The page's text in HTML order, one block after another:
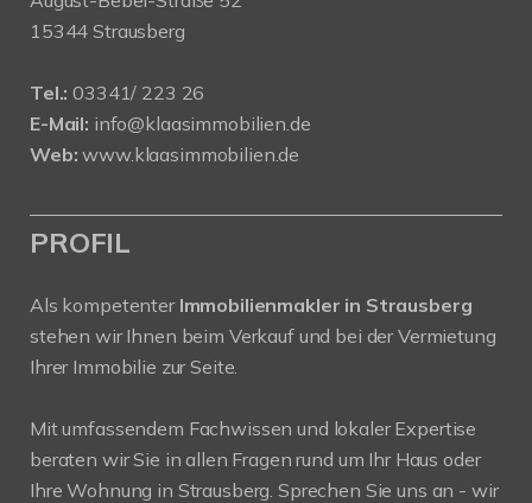
15344 Strausberg
Tel.: 03341/ 223 26
E-Mail: info@klaasimmobilien.de
Web: www.klaasimmobilien.de
PROFIL
Als kompetenter Immobilienmakler in Strausberg
stehen wir Ihnen beim Verkauf und bei der Vermietung
Ihrer Immobilie zur Seite.
Mit umfassendem Fachwissen und lokaler Expertise
beraten wir Sie in allen Fragen rund um Ihr Haus oder
Ihre Wohnung in Strausberg. Sprechen Sie uns an - wir